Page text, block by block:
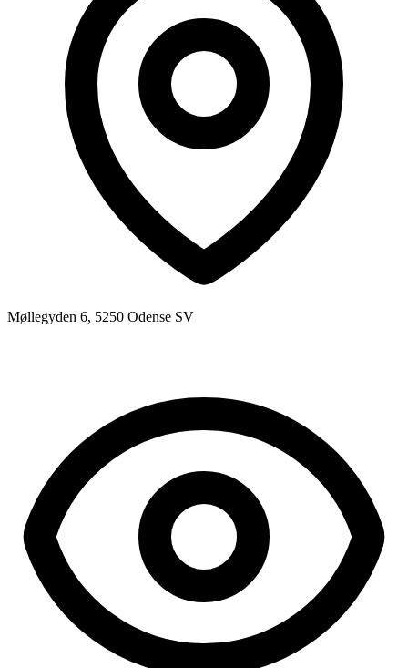
Møllegyden 6, 5250 Odense SV